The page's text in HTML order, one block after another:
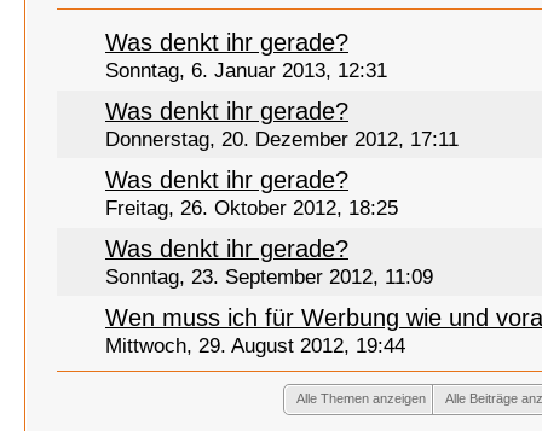
Was denkt ihr gerade?
Sonntag, 6. Januar 2013, 12:31
Was denkt ihr gerade?
Donnerstag, 20. Dezember 2012, 17:11
Was denkt ihr gerade?
Freitag, 26. Oktober 2012, 18:25
Was denkt ihr gerade?
Sonntag, 23. September 2012, 11:09
Wen muss ich für Werbung wie und
Mittwoch, 29. August 2012, 19:44
Alle Beiträge
Alle Themen anzeigen